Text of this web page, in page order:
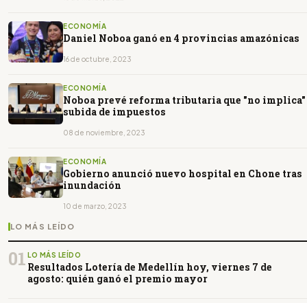
ECONOMÍA
Daniel Noboa ganó en 4 provincias amazónicas
16 de octubre, 2023
ECONOMÍA
Noboa prevé reforma tributaria que "no implica"
subida de impuestos
08 de noviembre, 2023
ECONOMÍA
Gobierno anunció nuevo hospital en Chone tras
inundación
10 de marzo, 2023
LO MÁS LEÍDO
01 LO MÁS LEÍDO
Resultados Lotería de Medellín hoy, viernes 7 de
agosto: quién ganó el premio mayor